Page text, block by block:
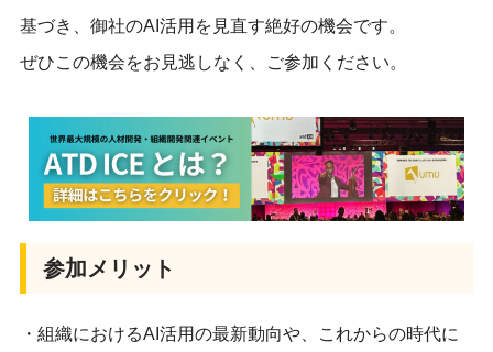
基づき、御社のAI活用を見直す絶好の機会です。
ぜひこの機会をお見逃しなく、ご参加ください。
参加メリット
・組織におけるAI活用の最新動向や、これからの時代に